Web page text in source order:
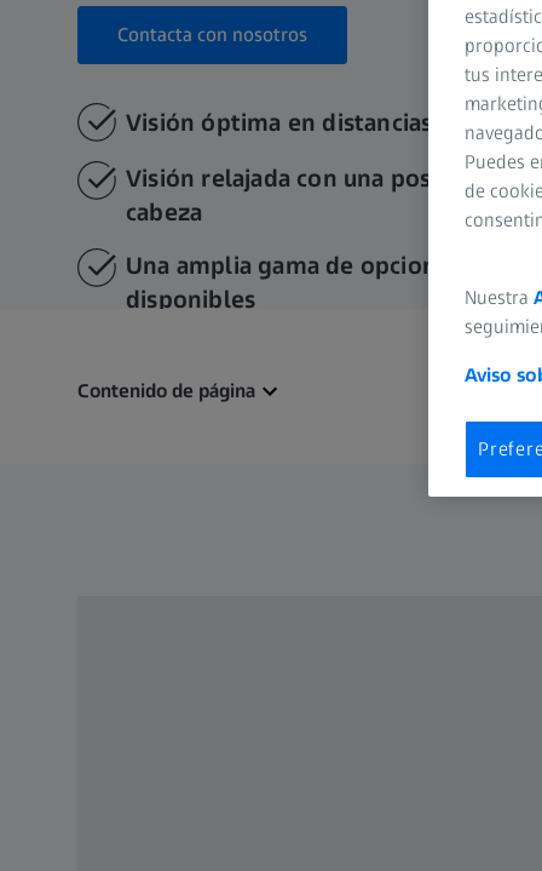
Contacta con nosotros
Visión óptima en distancias
Visión relajada con una postura
cabeza
Una amplia gama de opciones de
disponibles
Contenido de página
tus
Puedes
de
Nuestra
Aviso